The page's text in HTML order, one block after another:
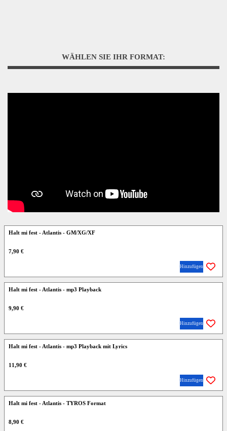
WÄHLEN SIE IHR FORMAT:
Halt mi fest - Atlantis - GM/XG/XF
7,90 €
Hinzufügen
Halt mi fest - Atlantis - mp3 Playback
9,90 €
Hinzufügen
Halt mi fest - Atlantis - mp3 Playback mit Lyrics
11,90 €
Hinzufügen
Halt mi fest - Atlantis - TYROS Format
8,90 €